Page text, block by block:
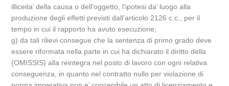
illiceita’ della causa o dell’oggetto, l’ipotesi da’ luogo alla
produzione degli effetti previsti dall’articolo 2126 c.c., per il
tempo in cui il rapporto ha avuto esecuzione;
g) da tali rilievi consegue che la sentenza di primo grado deve
essere riformata nella parte in cui ha dichiarato il diritto della
(OMISSIS) alla reintegra nel posto di lavoro con ogni relativa
conseguenza, in quanto nel contratto nullo per violazione di